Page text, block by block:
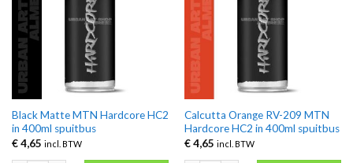
Black Matte MTN Hardcore HC2
in 400ml spuitbus
€4,65 incl. BTW
Calcutta Orange RV-209 MTN
Hardcore HC2 in 400ml spuitbus
€4,65 incl. BTW